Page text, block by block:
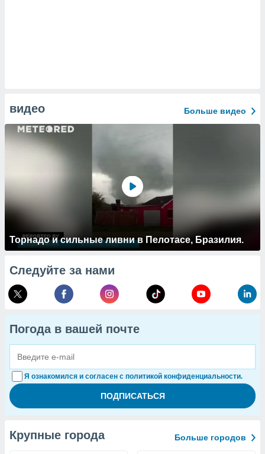
видео Больше видео
Торнадо и сильные ливни в Пелотасе, Бразилия.
Следуйте за нами
Погода в вашей почте
Я ознакомился и согласен с политикой конфиденциальности.
Крупные города Больше городов